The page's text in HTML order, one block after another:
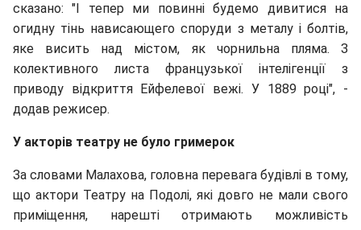
сказано: "І тепер ми повинні будемо дивитися на
огидну тінь нависающего споруди з металу і болтів,
яке висить над містом, як чорнильна пляма. З
колективного листа французької інтелігенції з
приводу відкриття Ейфелевої вежі. У 1889 році", -
додав режисер.
У акторів театру не було гримерок
За словами Малахова, головна перевага будівлі в тому,
що актори Театру на Подолі, які довго не мали свого
приміщення, нарешті отримають можливість